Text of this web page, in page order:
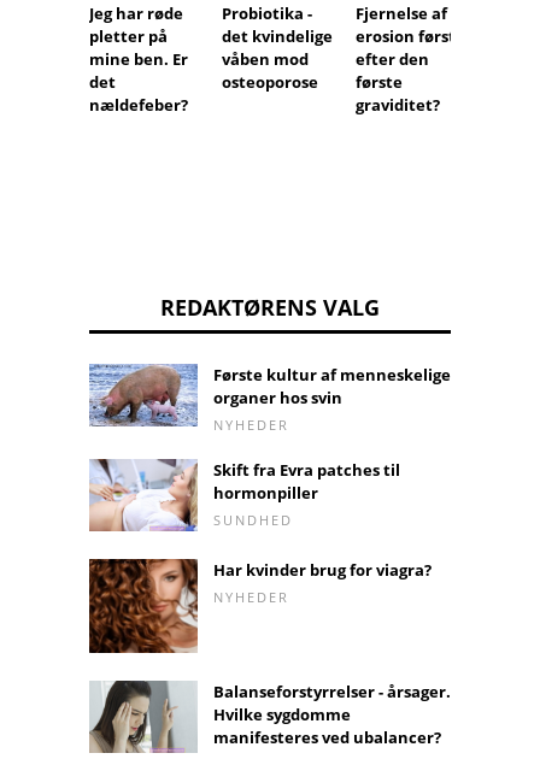
Jeg har røde
pletter på
mine ben. Er
det
nældefeber?
Probiotika -
det kvindelige
våben mod
osteoporose
Fjernelse af
erosion først
efter den
første
graviditet?
REDAKTØRENS VALG
Første kultur af menneskelige
organer hos svin
NYHEDER
Skift fra Evra patches til
hormonpiller
SUNDHED
Har kvinder brug for viagra?
NYHEDER
Balanseforstyrrelser - årsager.
Hvilke sygdomme
manifesteres ved ubalancer?